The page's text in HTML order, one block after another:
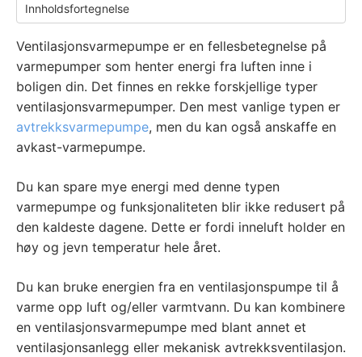
Innholdsfortegnelse
Ventilasjonsvarmepumpe er en fellesbetegnelse på
varmepumper som henter energi fra luften inne i
boligen din. Det finnes en rekke forskjellige typer
ventilasjonsvarmepumper. Den mest vanlige typen er
avtrekksvarmepumpe, men du kan også anskaffe en
avkast-varmepumpe.
Du kan spare mye energi med denne typen
varmepumpe og funksjonaliteten blir ikke redusert på
den kaldeste dagene. Dette er fordi inneluft holder en
høy og jevn temperatur hele året.
Du kan bruke energien fra en ventilasjonspumpe til å
varme opp luft og/eller varmtvann. Du kan kombinere
en ventilasjonsvarmepumpe med blant annet et
ventilasjonsanlegg eller mekanisk avtrekksventilasjon.